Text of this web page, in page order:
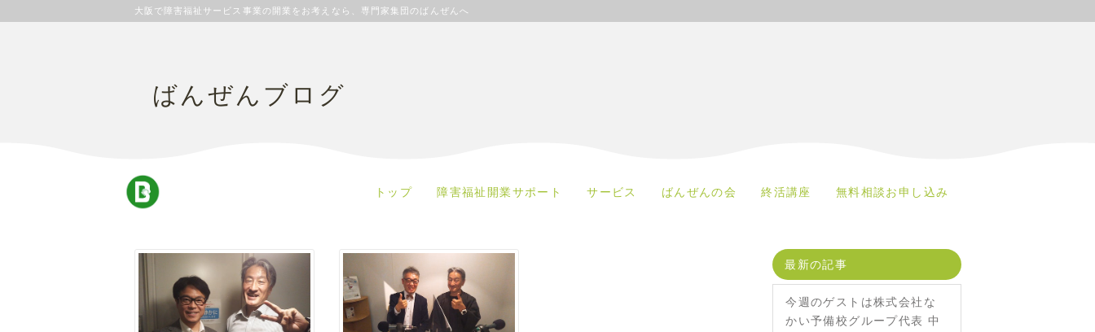
大阪で障害福祉サービス事業の開業をお考えなら、専門家集団のばんぜんへ
ばんぜんブログ
トップ 障害福祉開業サポート サービス ばんぜんの会 終活講座 無料相談お申し込み
最新の記事
今週のゲストは株式会社な
かい予備校グループ代表 中